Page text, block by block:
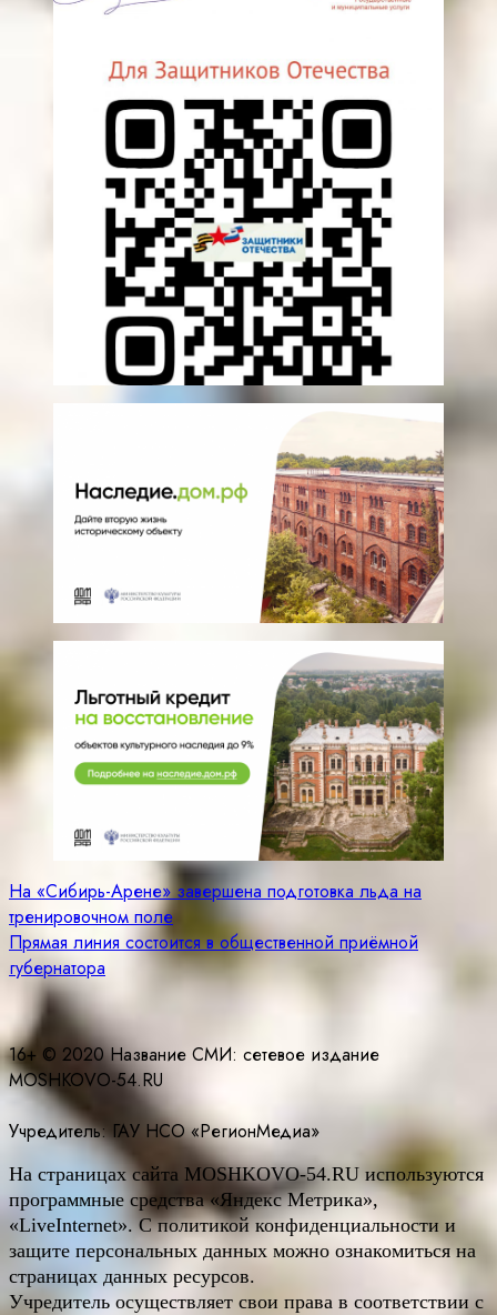
Навигация
по
записям
На «Сибирь-Арене» завершена подготовка льда на
тренировочном поле
Прямая линия состоится в общественной приёмной
губернатора
16+ © 2020 Название СМИ: cетевое издание
MOSHKOVO-54.RU
Учредитель: ГАУ НСО «РегионМедиа»
На страницах сайта MOSHKOVO-54.RU используются
программные средства «Яндекс Метрика»,
«LiveInternet». С политикой конфиденциальности и
защите персональных данных можно ознакомиться на
страницах данных ресурсов.
Учредитель осуществляет свои права в соответствии с